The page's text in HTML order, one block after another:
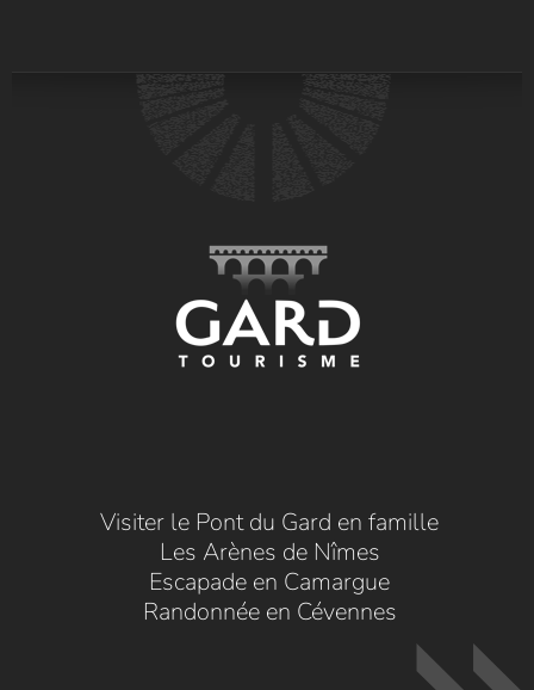
Visiter le Pont du Gard en famille
Les Arènes de Nîmes
Escapade en Camargue
Randonnée en Cévennes